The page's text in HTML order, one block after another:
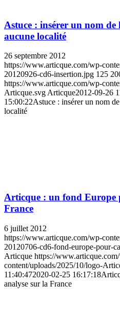
Astuce : insérer un nom
aucune localité
26 septembre 2012
https://www.articque.com/wp-
20120926-cd6-insertion.jpg 125
https://www.articque.com/wp-
Articque.svg Articque2012-09-26
15:00:22Astuce : insérer un nom
localité
Articque : un fond Europe
France
6 juillet 2012
https://www.articque.com/wp-
20120706-cd6-fond-europe-pour-
Articque https://
content/uploads/2025/10/logo-
11:40:472020-02-25 16:17:18
analyse sur la France